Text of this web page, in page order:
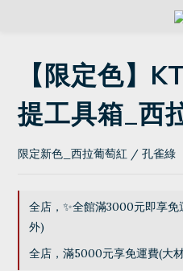
【限定色】
提工具箱_西
限定新色_西拉葡萄紅 / 孔雀綠
全店，✨全館滿3000元即享
外)
全店，滿5000元享免運費(大